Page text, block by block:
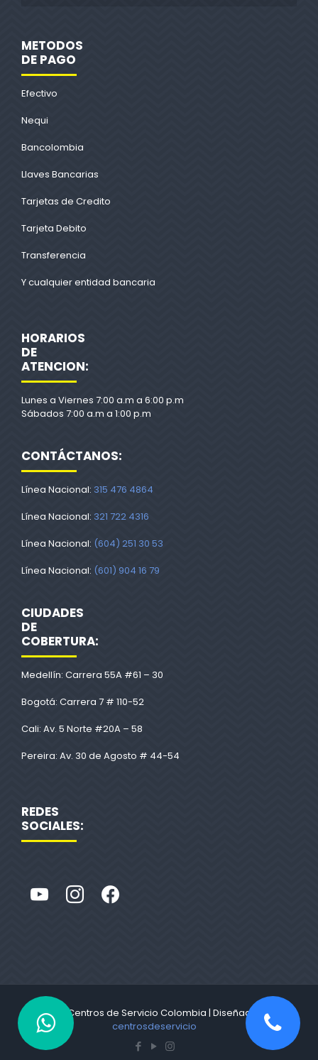
METODOS
DE PAGO
Efectivo
Nequi
Bancolombia
Llaves Bancarias
Tarjetas de Credito
Tarjeta Debito
Transferencia
Y cualquier entidad bancaria
HORARIOS
DE
ATENCION:
Lunes a Viernes 7:00 a.m a 6:00 p.m
Sábados 7:00 a.m a 1:00 p.m
CONTÁCTANOS:
Línea Nacional: 315 476 4864
Línea Nacional: 321 722 4316
Línea Nacional: (604) 251 30 53
Línea Nacional: (601) 904 16 79
CIUDADES
DE
COBERTURA:
Medellín: Carrera 55A #61 – 30
Bogotá: Carrera 7 # 110-52
Cali: Av. 5 Norte #20A – 58
Pereira: Av. 30 de Agosto # 44-54
REDES
SOCIALES:
© 2022 Centros de Servicio Colombia | Diseñado por
centrosdeservicio